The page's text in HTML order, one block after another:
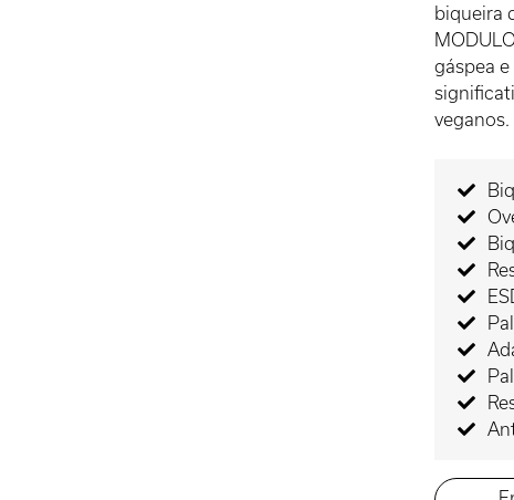
biqueira
gáspea
veganos.